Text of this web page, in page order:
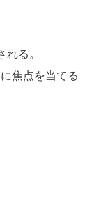
る。
焦点を当てる